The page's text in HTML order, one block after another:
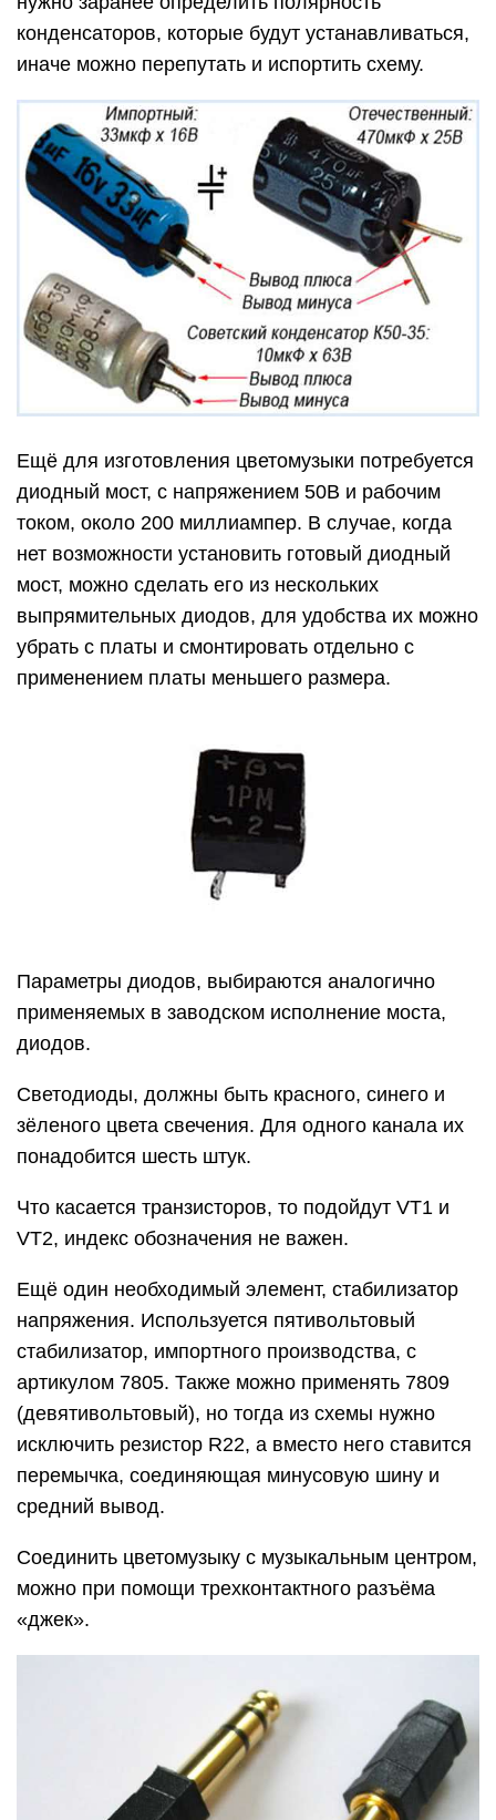
конденсаторов, которые будут устанавливаться,
иначе можно перепутать и испортить схему.
Ещё для изготовления цветомузыки потребуется
диодный мост, с напряжением 50В и рабочим
током, около 200 миллиампер. В случае, когда
нет возможности установить готовый диодный
мост, можно сделать его из нескольких
выпрямительных диодов, для удобства их можно
убрать с платы и смонтировать отдельно с
применением платы меньшего размера.
Параметры диодов, выбираются аналогично
применяемых в заводском исполнение моста,
диодов.
Светодиоды, должны быть красного, синего и
зёленого цвета свечения. Для одного канала их
понадобится шесть штук.
Что касается транзисторов, то подойдут VT1 и
VT2, индекс обозначения не важен.
Ещё один необходимый элемент, стабилизатор
напряжения. Используется пятивольтовый
стабилизатор, импортного производства, с
артикулом 7805. Также можно применять 7809
(девятивольтовый), но тогда из схемы нужно
исключить резистор R22, а вместо него ставится
перемычка, соединяющая минусовую шину и
средний вывод.
Соединить цветомузыку с музыкальным центром,
можно при помощи трехконтактного разъёма
«джек».